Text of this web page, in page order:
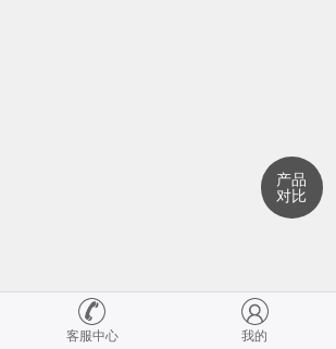
产品
对比
客服中心 我的